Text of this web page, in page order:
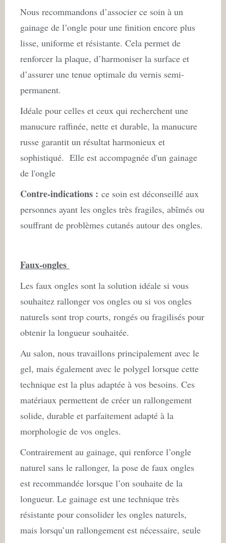
Nous recommandons d’associer ce soin à un
gainage de l’ongle pour une finition encore plus
lisse, uniforme et résistante. Cela permet de
renforcer la plaque, d’harmoniser la surface et
d’assurer une tenue optimale du vernis semi-
permanent.
Idéale pour celles et ceux qui recherchent une
manucure raffinée, nette et durable, la manucure
russe garantit un résultat harmonieux et
sophistiqué. Elle est accompagnée d'un gainage
de l'ongle
Contre-indications : ce soin est déconseillé aux
personnes ayant les ongles très fragiles, abîmés ou
souffrant de problèmes cutanés autour des ongles.
Faux-ongles
Les faux ongles sont la solution idéale si vous
souhaitez rallonger vos ongles ou si vos ongles
naturels sont trop courts, rongés ou fragilisés pour
obtenir la longueur souhaitée.
Au salon, nous travaillons principalement avec le
gel, mais également avec le polygel lorsque cette
technique est la plus adaptée à vos besoins. Ces
matériaux permettent de créer un rallongement
solide, durable et parfaitement adapté à la
morphologie de vos ongles.
Contrairement au gainage, qui renforce l’ongle
naturel sans le rallonger, la pose de faux ongles
est recommandée lorsque l’on souhaite de la
longueur. Le gainage est une technique très
résistante pour consolider les ongles naturels,
mais lorsqu’un rallongement est nécessaire, seule